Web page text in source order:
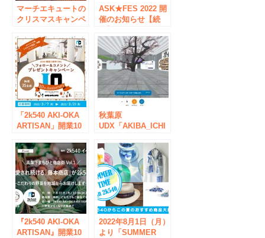
マーチエキュートの
クリスマスキャンペ
Christmas forest」
を開催
ASK★FES 2022 開
催のお知らせ【続
「2k540 AKI-OKA
ARTISAN」開業10
instagramプレゼン
トキャンペーン開
催！
秋葉原
UDX「AKIBA_ICHI
こう、ミライ。サク
ラサケ、2022」
『2k540 AKI-OKA
ARTISAN』開業10
2022年8月1日（月）
より「SUMMER